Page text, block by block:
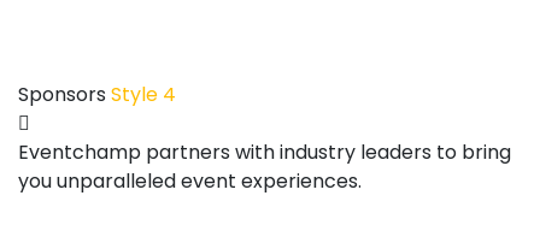
Sponsors Style 4
Eventchamp partners with industry leaders to bring
you unparalleled event experiences.